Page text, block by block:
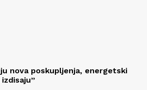
nova poskupljenja, energetski